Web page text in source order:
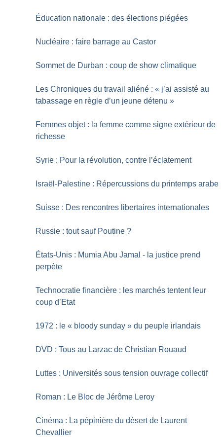
Éducation nationale : des élections piégées
Nucléaire : faire barrage au Castor
Sommet de Durban : coup de show climatique
Les Chroniques du travail aliéné : « j’ai assisté au
tabassage en règle d’un jeune détenu »
Femmes objet : la femme comme signe extérieur de
richesse
Syrie : Pour la révolution, contre l’éclatement
Israël-Palestine : Répercussions du printemps arabe
Suisse : Des rencontres libertaires internationales
Russie : tout sauf Poutine ?
États-Unis : Mumia Abu Jamal - la justice prend
perpète
Technocratie financière : les marchés tentent leur
coup d’Etat
1972 : le « bloody sunday » du peuple irlandais
DVD : Tous au Larzac de Christian Rouaud
Luttes : Universités sous tension ouvrage collectif
Roman : Le Bloc de Jérôme Leroy
Cinéma : La pépinière du désert de Laurent
Chevallier